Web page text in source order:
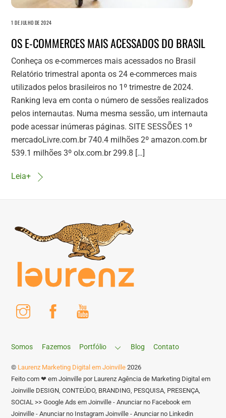
1 DE JULHO DE 2024
OS E-COMMERCES MAIS ACESSADOS DO BRASIL
Conheça os e-commerces mais acessados no Brasil
Relatório trimestral aponta os 24 e-commerces mais
utilizados pelos brasileiros no 1º trimestre de 2024.
Ranking leva em conta o número de sessões realizados
pelos internautas. Numa mesma sessão, um internauta
pode acessar inúmeras páginas. SITE SESSÕES 1º
mercadoLivre.com.br 740.4 milhões 2º amazon.com.br
539.1 milhões 3º olx.com.br 299.8 […]
Leia+
Instagram Facebook
Somos Fazemos Portfólio Blog Contato
© Laurenz Marketing Digital em Joinville 2026
Feito com ❤ em Joinville por Laurenz Agência de Marketing Digital em
Joinville DESIGN, CONTEÚDO, BRANDING, PESQUISA, PRESENÇA,
SOCIAL >> Google Ads em Joinville - Anunciar no Facebook em
Joinville - Anunciar no Instagram Joinville - Anunciar no Linkedin